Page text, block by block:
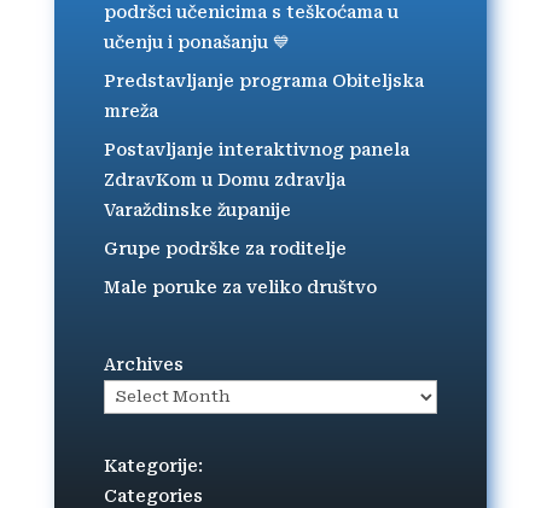
podršci učenicima s teškoćama u
učenju i ponašanju 💙
Predstavljanje programa Obiteljska
mreža
Postavljanje interaktivnog panela
ZdravKom u Domu zdravlja
Varaždinske županije
Grupe podrške za roditelje
Male poruke za veliko društvo
Archives
Kategorije:
Categories